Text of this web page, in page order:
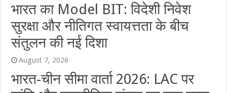
भारत का Model BIT: विदेशी निवेश
सुरक्षा और नीतिगत स्वायत्तता के बीच
संतुलन की नई दिशा
August 7, 2026
भारत-चीन सीमा वार्ता 2026: LAC पर